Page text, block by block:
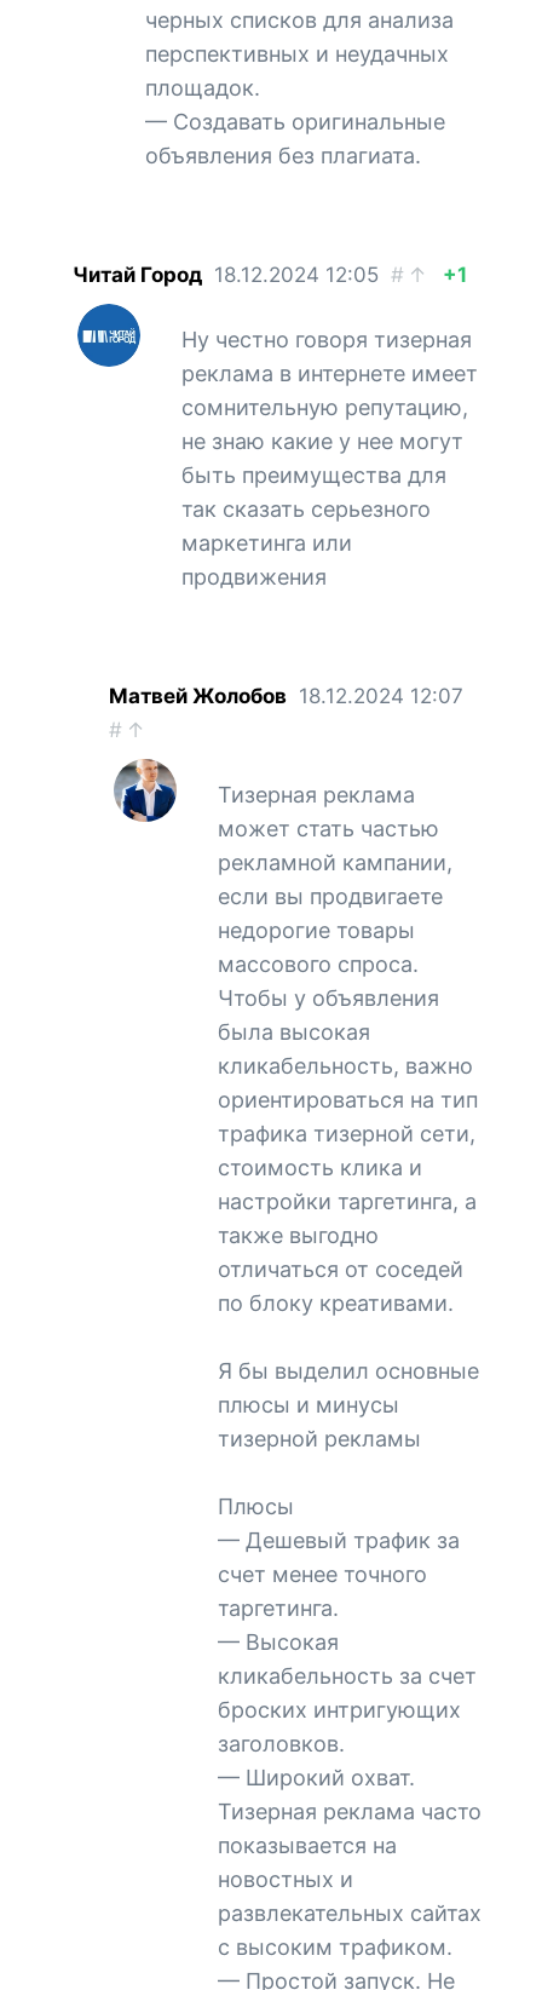
черных списков для анализа
перспективных и неудачных
площадок.
— Создавать оригинальные
объявления без плагиата.
Читай Город 18.12.2024 12:05 # ↑ +1
Ну честно говоря тизерная
реклама в интернете имеет
сомнительную репутацию,
не знаю какие у нее могут
быть преимущества для
так сказать серьезного
маркетинга или
продвижения
Матвей Жолобов 18.12.2024 12:07
# ↑
Тизерная реклама
может стать частью
рекламной кампании,
если вы продвигаете
недорогие товары
массового спроса.
Чтобы у объявления
была высокая
кликабельность, важно
ориентироваться на тип
трафика тизерной сети,
стоимость клика и
настройки таргетинга, а
также выгодно
отличаться от соседей
по блоку креативами.
Я бы выделил основные
плюсы и минусы
тизерной рекламы
Плюсы
— Дешевый трафик за
счет менее точного
таргетинга.
— Высокая
кликабельность за счет
броских интригующих
заголовков.
— Широкий охват.
Тизерная реклама часто
показывается на
новостных и
развлекательных сайтах
с высоким трафиком.
— Простой запуск. Не